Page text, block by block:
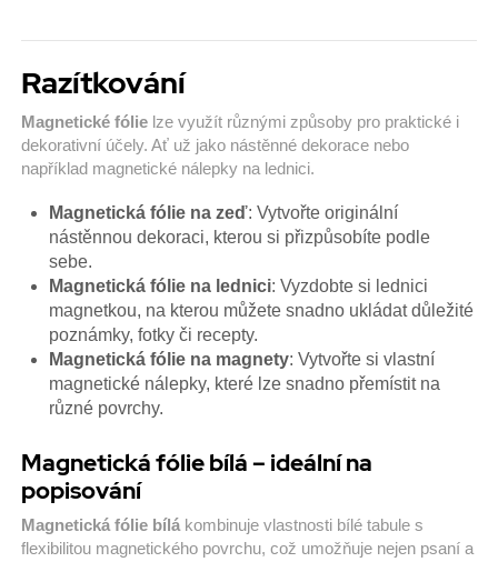
Razítkování
Magnetické fólie lze využít různými způsoby pro praktické i
dekorativní účely. Ať už jako nástěnné dekorace nebo
například magnetické nálepky na lednici.
Magnetická fólie na zeď: Vytvořte originální
nástěnnou dekoraci, kterou si přizpůsobíte podle
sebe.
Magnetická fólie na lednici: Vyzdobte si lednici
magnetkou, na kterou můžete snadno ukládat důležité
poznámky, fotky či recepty.
Magnetická fólie na magnety: Vytvořte si vlastní
magnetické nálepky, které lze snadno přemístit na
různé povrchy.
Magnetická fólie bílá – ideální na
popisování
Magnetická fólie bílá kombinuje vlastnosti bílé tabule s
flexibilitou magnetického povrchu, což umožňuje nejen psaní a